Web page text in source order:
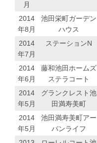
月
2014
年8月
池田栄町ガーデン
ハウス
2014
年7月
ステーションN
2014
年6月
藤和池田ホームズ
ステラコート
2014
年5月
グランクレスト池
田満寿美町
2014
年5月
池田満寿美町アー
バンライフ